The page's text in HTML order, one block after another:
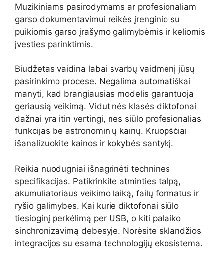
Muzikiniams pasirodymams ar profesionaliam
garso dokumentavimui reikės įrenginio su
puikiomis garso įrašymo galimybėmis ir keliomis
įvesties parinktimis.
Biudžetas vaidina labai svarbų vaidmenį jūsų
pasirinkimo procese. Negalima automatiškai
manyti, kad brangiausias modelis garantuoja
geriausią veikimą. Vidutinės klasės diktofonai
dažnai yra itin vertingi, nes siūlo profesionalias
funkcijas be astronominių kainų. Kruopščiai
išanalizuokite kainos ir kokybės santykį.
Reikia nuodugniai išnagrinėti technines
specifikacijas. Patikrinkite atminties talpą,
akumuliatoriaus veikimo laiką, failų formatus ir
ryšio galimybes. Kai kurie diktofonai siūlo
tiesioginį perkėlimą per USB, o kiti palaiko
sinchronizavimą debesyje. Norėsite sklandžios
integracijos su esama technologijų ekosistema.